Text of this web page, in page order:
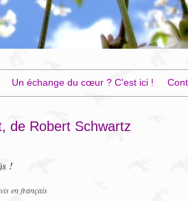
Un échange du cœur ? C'est ici !
de Robert Schwartz
!
en français